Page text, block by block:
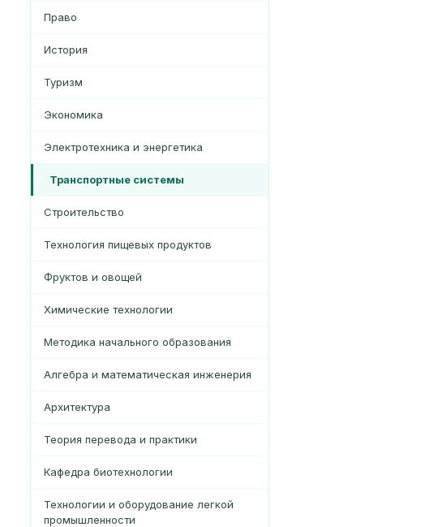
Право
История
Туризм
Экономика
Электротехника и энергетика
Транспортные системы
Строительство
Технология пищевых продуктов
Фруктов и овощей
Химические технологии
Методика начального образования
Алгебра и математическая инженерия
Архитектура
Теория перевода и практики
Кафедра биотехнологии
Технологии и оборудование легкой
промышленности